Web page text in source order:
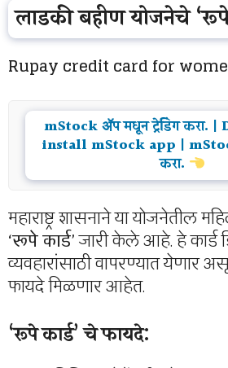
लाडकी बहीण योजनेचे
Rupay credit card for
mStock ॲप मधून ट्रेडिंग करा.
install mStock app |
करा.
महाराष्ट्र शासनाने या योजनेतील
‘रूपे कार्ड’जारी केले आहे. हे कार्ड
व्यवहारांसाठी वापरण्यात येणार
फायदे मिळणार आहेत.
‘रूपे कार्ड’ चे फायदे: